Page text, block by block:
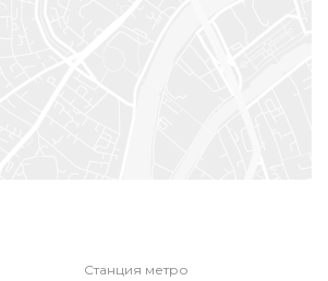
Станция метро